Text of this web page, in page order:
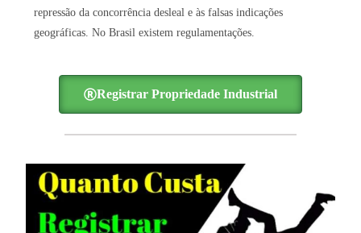
repressão da concorrência desleal e às falsas indicações
geográficas. No Brasil existem regulamentações.
Registrar Propriedade Industrial